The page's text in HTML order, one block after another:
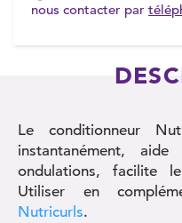
nous contacter par
Le conditionneur
instantanément,
ondulations, facilite
Utiliser en
Nutricurls.